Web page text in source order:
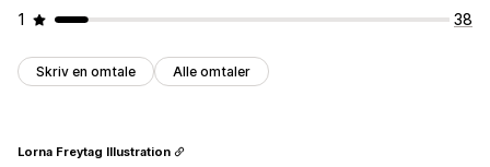
1
38
Skriv en omtale Alle omtaler
Lorna Freytag Illustration